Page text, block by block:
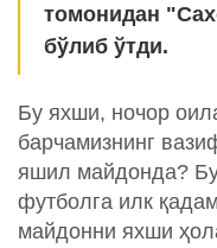
томонидан
бўлиб ўтди.
Бу яхши, ночор
барчамизнинг
яшил майдонда?
футболга илк
майдонни яхши